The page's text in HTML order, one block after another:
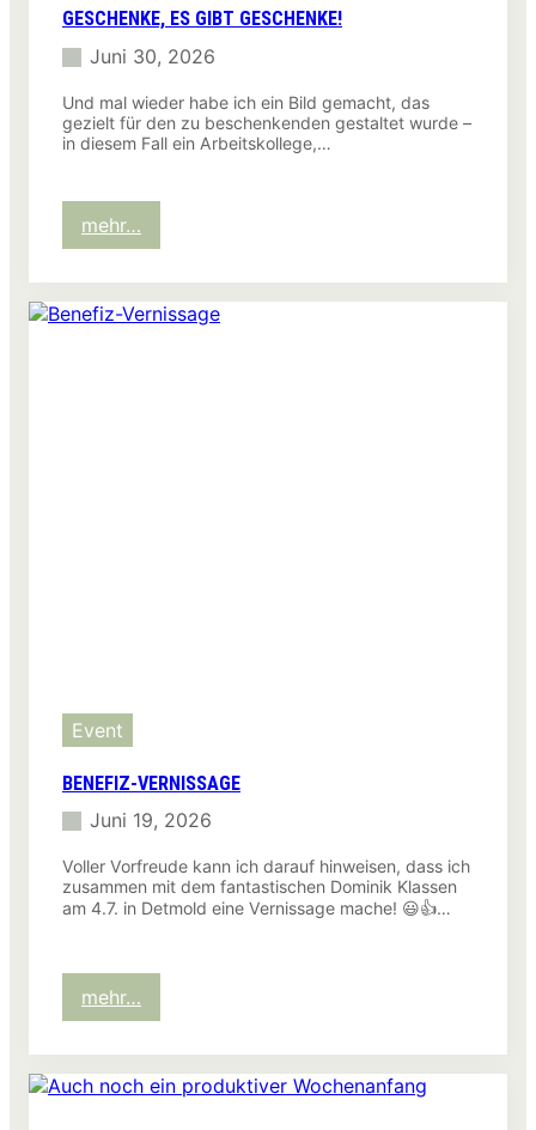
GESCHENKE, ES GIBT GESCHENKE!
Juni 30, 2026
Und mal wieder habe ich ein Bild gemacht, das
gezielt für den zu beschenkenden gestaltet wurde –
in diesem Fall ein Arbeitskollege,…
mehr…
Geschenke,
Geschenke!
Event
BENEFIZ-VERNISSAGE
Juni 19, 2026
Voller Vorfreude kann ich darauf hinweisen, dass ich
zusammen mit dem fantastischen Dominik Klassen
am 4.7. in Detmold eine Vernissage mache! 😃👍…
mehr…
Benefiz-